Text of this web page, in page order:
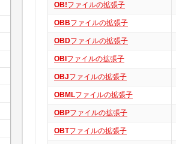
OB!ファイルの拡張子
OBBファイルの拡張子
OBDファイルの拡張子
OBI ファイルの拡張子
OBJファイルの拡張子
OBMLファイルの拡張子
OBPファイルの拡張子
OBTファイルの拡張子